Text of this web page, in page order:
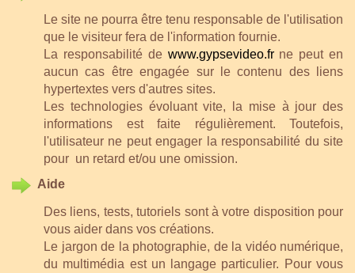
Le site ne pourra être tenu responsable de l'utilisation
que le visiteur fera de l'information fournie.
La responsabilité de www.gypsevideo.frne peut en
aucun cas être engagée sur le contenu des liens
hypertextes vers d'autres sites.
Les technologies évoluant vite, la mise à jour des
informations est faite régulièrement. Toutefois,
l'utilisateur ne peut engager la responsabilité du site
pour un retard et/ou une omission.
Aide
Des liens, tests, tutoriels sont à votre disposition pour
vous aider dans vos créations.
Le jargon de la photographie, de la vidéo numérique,
du multimédia est un langage particulier. Pour vous